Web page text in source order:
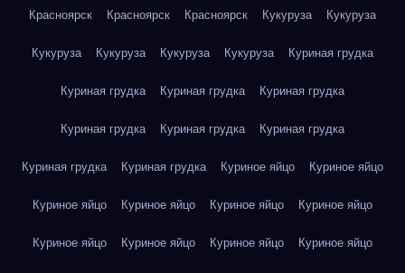
Красноярск Красноярск Красноярск Кукуруза Кукуруза
Кукуруза Кукуруза Кукуруза Кукуруза Куриная грудка
Куриная грудка Куриная грудка Куриная грудка
Куриная грудка Куриная грудка Куриная грудка
Куриная грудка Куриная грудка Куриное яйцо Куриное яйцо
Куриное яйцо Куриное яйцо Куриное яйцо Куриное яйцо
Куриное яйцо Куриное яйцо Куриное яйцо Куриное яйцо